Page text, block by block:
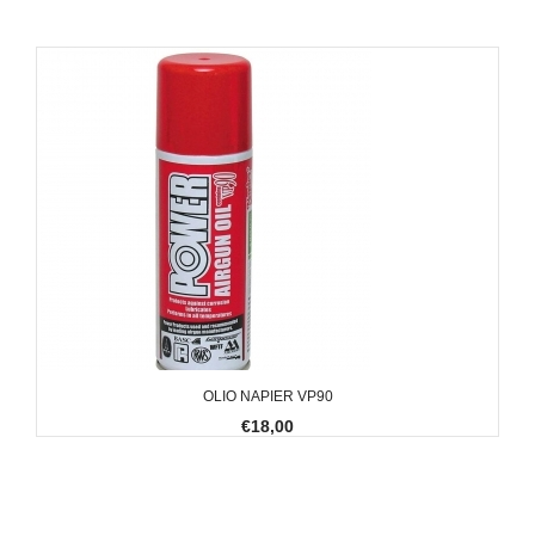
OLIO NAPIER VP90
€18,00